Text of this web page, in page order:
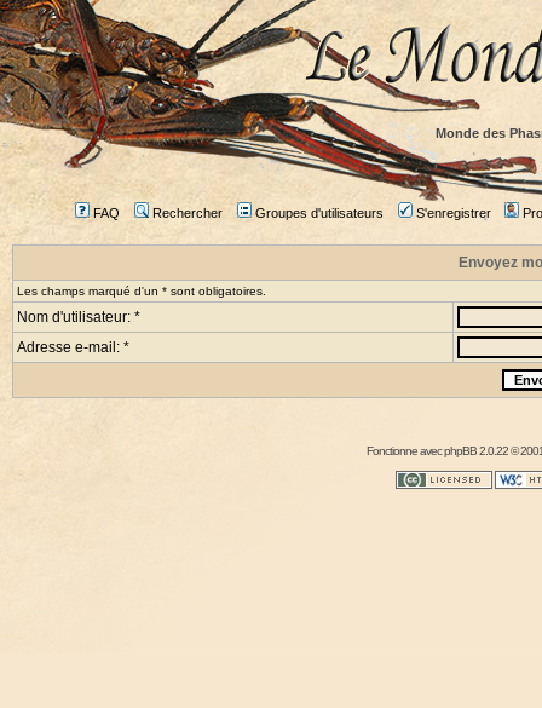
Monde des
FAQ Rechercher Groupes d'utilisateurs S'enregistrer
Envoyez
Les champs marqué d'un * sont obligatoires.
Nom d'utilisateur: *
Adresse e-mail: *
Fonctionne avecphpBB2.0.22 ©